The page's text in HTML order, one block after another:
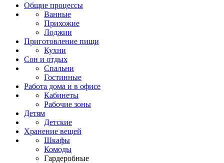
Общие процессы
Ванные
Прихожие
Лоджии
Приготовление пищи
Кухни
Сон и отдых
Спальни
Гостинные
Работа дома и в офисе
Кабинеты
Рабочие зоны
Детям
Детские
Хранение вещей
Шкафы
Комоды
Гардеробные